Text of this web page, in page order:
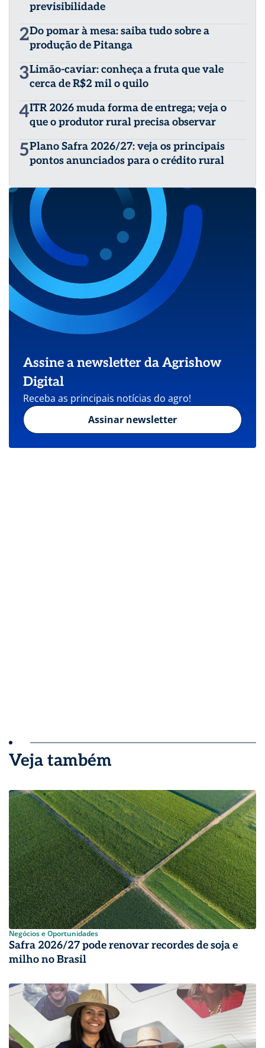
previsibilidade
2Do pomar à mesa: saiba tudo sobre a
produção de Pitanga
3Limão-caviar: conheça a fruta que vale
cerca de R$2 mil o quilo
4ITR 2026 muda forma de entrega; veja o
que o produtor rural precisa observar
5Plano Safra 2026/27: veja os principais
pontos anunciados para o crédito rural
Assine a newsletter da Agrishow
Digital
Receba as principais notícias do agro!
Assinar newsletter
Veja também
Negócios e Oportunidades
Safra 2026/27 pode renovar recordes de soja e
milho no Brasil